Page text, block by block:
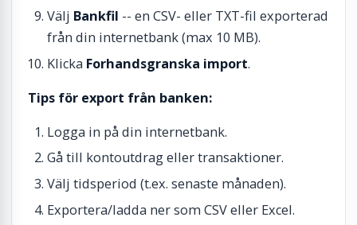
Välj Bankfil -- en CSV- eller TXT-fil exporterad
från din internetbank (max 10 MB).
Klicka Forhandsgranska import.
Tips för export från banken:
Logga in på din internetbank.
Gå till kontoutdrag eller transaktioner.
Välj tidsperiod (t.ex. senaste månaden).
Exportera/ladda ner som CSV eller Excel.